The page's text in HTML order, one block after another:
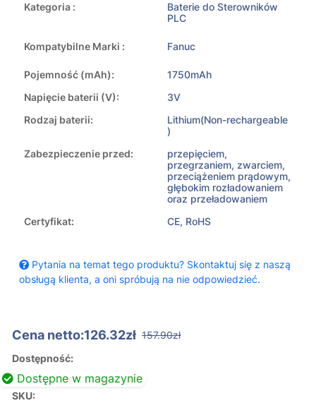
Kategoria :
Baterie do Sterowników
PLC
Kompatybilne Marki : Fanuc
Pojemność (mAh):
1750mAh
Napięcie baterii (V):
3V
Rodzaj baterii:
Lithium(Non-rechargeable
)
Zabezpieczenie przed:
przepięciem,
przegrzaniem, zwarciem,
przeciążeniem prądowym,
głębokim rozładowaniem
oraz przeładowaniem
Certyfikat:
CE, RoHS
Pytania na temat tego produktu? Skontaktuj się z naszą
obsługą klienta, a oni spróbują na nie odpowiedzieć.
Cena netto:126.32zł 157.90zł
Dostępność:
Dostępne w magazynie
SKU: